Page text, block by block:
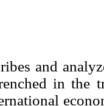
and
in the